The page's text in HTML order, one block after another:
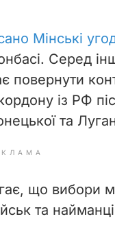
Мінські
Серед
повернути
із РФ
та
що вибори
та